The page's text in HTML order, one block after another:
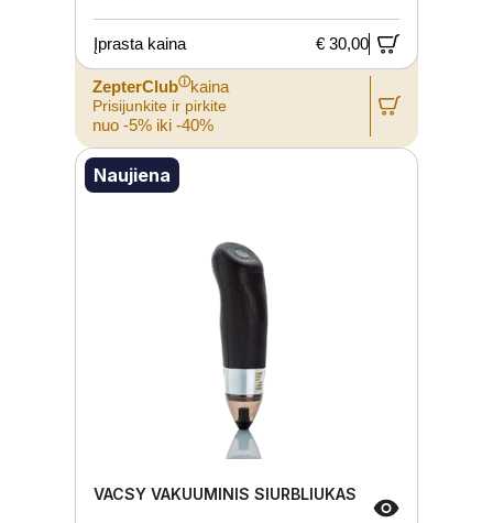
Įprasta kaina € 30,00
ZepterClubⓘkaina
Prisijunkite ir pirkite
nuo -5% iki -40%
Naujiena
VACSY VAKUUMINIS SIURBLIUKAS